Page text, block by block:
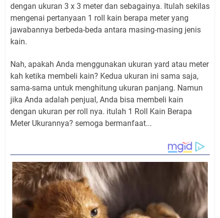
dengan ukuran 3 x 3 meter dan sebagainya. Itulah sekilas
mengenai pertanyaan 1 roll kain berapa meter yang
jawabannya berbeda-beda antara masing-masing jenis
kain.
Nah, apakah Anda menggunakan ukuran yard atau meter
kah ketika membeli kain? Kedua ukuran ini sama saja,
sama-sama untuk menghitung ukuran panjang. Namun
jika Anda adalah penjual, Anda bisa membeli kain
dengan ukuran per roll nya. itulah 1 Roll Kain Berapa
Meter Ukurannya? semoga bermanfaat...